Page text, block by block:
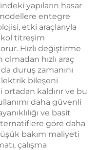
yapıların hasar
entegre
etki araçlarıyla
kol titreşim
Hızlı değiştirme
hızlı araç
duruş zamanını
bileşeni
kaldırır ve bu
daha güvenli
ve basit
göre daha
bakım maliyeti
çalışma